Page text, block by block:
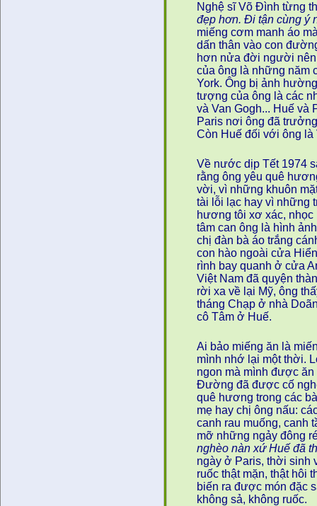
Nghệ sĩ Võ Đình từng
đẹp hơn. Đi tận cùng ý
miếng cơm manh áo
dấn thân vào con
hơn nửa đời người
của ông là những năm
York. Ông bị ảnh
tượng của ông là các
và Van Gogh... Huế và
Paris nơi ông đã
Còn Huế đối với ông là
Về nước dịp Tết 1974
rằng ông yêu quê
vời, vì những khuôn
tài lỗi lạc hay vì những
hương tôi xơ xác, nhọc
tâm can ông là hình
chị đàn bà áo trắng
con hào ngoài cửa
rình bay quanh ở cửa
Việt Nam đã quyện
rời xa về lại Mỹ, ông
tháng Chạp ở nhà
cô Tâm ở Huế.
Ai bảo miếng ăn là
mình nhớ lại một thời.
ngon mà mình được
Đường đã được cố
quê hương trong các
mẹ hay chị ông nấu:
canh rau muống, canh
mỡ những ngảy đông
nghèo nàn xứ Huế đã
ngày ở Paris, thời sinh
ruốc thật mặn, thật hôi
biến ra được món đặc
không sả, không ruốc.